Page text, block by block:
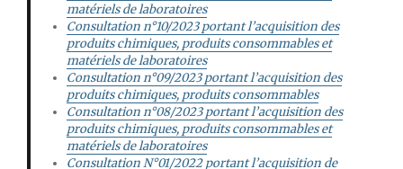
matériels de laboratoires
Consultation n°10/2023 portant l’acquisition des
produits chimiques, produits consommables et
matériels de laboratoires
Consultation n°09/2023 portant l’acquisition des
produits chimiques, produits consommables
Consultation n°08/2023 portant l’acquisition des
produits chimiques, produits consommables et
matériels de laboratoires
Consultation N°01/2022 portant l’acquisition de